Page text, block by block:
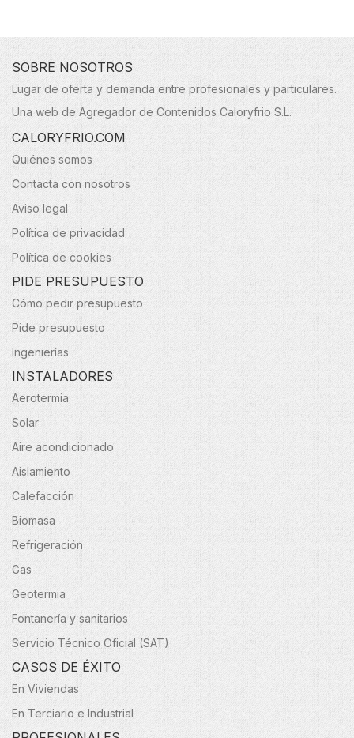
SOBRE NOSOTROS
Lugar de oferta y demanda entre profesionales y particulares.
Una web de Agregador de Contenidos Caloryfrio S.L.
CALORYFRIO.COM
Quiénes somos
Contacta con nosotros
Aviso legal
Política de privacidad
Política de cookies
PIDE PRESUPUESTO
Cómo pedir presupuesto
Pide presupuesto
Ingenierías
INSTALADORES
Aerotermia
Solar
Aire acondicionado
Aislamiento
Calefacción
Biomasa
Refrigeración
Gas
Geotermia
Fontanería y sanitarios
Servicio Técnico Oficial (SAT)
CASOS DE ÉXITO
En Viviendas
En Terciario e Industrial